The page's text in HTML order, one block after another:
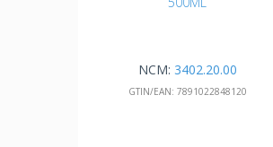
NCM: 3402.20.00
GTIN/EAN: 7891022848120